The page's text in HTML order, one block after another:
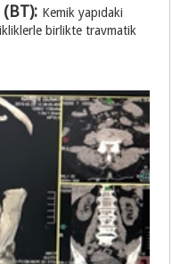
(BT): Kemik yapıdaki
birlikte travmatik